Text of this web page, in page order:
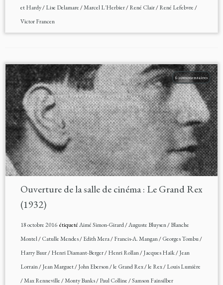
et Hardy/Lise Delamare/Marcel L'Herbier/René Clair/René Lefebvre/
Victor Francen
6 commentaires
Ouverture de la salle de cinéma : Le Grand Rex
(1932)
18 octobre 2016étiquetéAimé Simon-Girard/Auguste Bluysen/Blanche
Montel/Catulle Mendes/Edith Mera/Francis-A. Mangan/Georges Tombu/
Harry Baur/Henri Diamant-Berger/Henri Rollan/Jacques Haïk/Jean
Lorrain/Jean Marguet/John Eberson/le Grand Rex/le Rex/Louis Lumière
/Max Renneville/Monty Banks/Paul Colline/Samson Fainsilber